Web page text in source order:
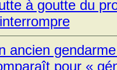
à goutte du
ancien
pour «